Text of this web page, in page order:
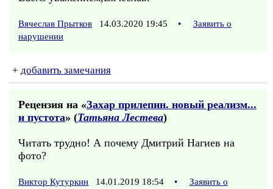
Вячеслав Прытков 14.03.2020 19:45 •
Заявить о
нарушении
+ добавить замечания
Рецензия на «Захар прилепин. новый реализм...
и пустота» (Татьяна Лестева)
Читать трудно! А почему Дмитрий Нагиев на
фото?
Виктор Кутуркин 14.01.2019 18:54 •
Заявить о